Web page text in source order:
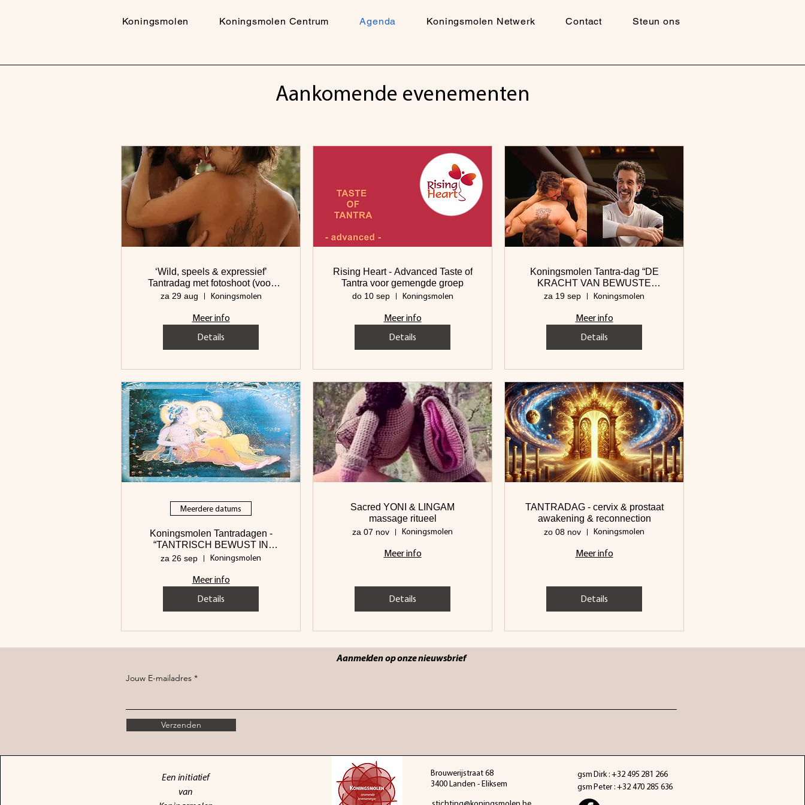
Koningsmolen Koningsmolen Centrum Agenda Koningsmolen Netwerk Contact Steun ons
Aankomende evenementen
‘Wild, speels & expressief’
Tantradag met fotoshoot (voor
koppels)
za 29 aug Koningsmolen
Meer info
Details
Rising Heart - Advanced Taste of
Tantra voor gemengde groep
do 10 sep Koningsmolen
Meer info
Details
Koningsmolen Tantra-dag “DE
KRACHT VAN BEWUSTE
AANRAKING”
za 19 sep Koningsmolen
Meer info
Details
Meerdere datums
Koningsmolen Tantradagen -
“TANTRISCH BEWUST IN
RELATIE ZIJN” (1)
za 26 sep Koningsmolen
Meer info
Details
Sacred YONI & LINGAM
massage ritueel
za 07 nov Koningsmolen
Meer info
Details
TANTRADAG - cervix & prostaat
awakening & reconnection
zo 08 nov Koningsmolen
Meer info
Details
Aanmelden op onze nieuwsbrief
Jouw E-mailadres
Verzenden
Een initiatief
van
Brouwerijstraat 68
3400 Landen - Eliksem
gsm Dirk : +32 495 281 266
gsm Peter : +32 470 285 636